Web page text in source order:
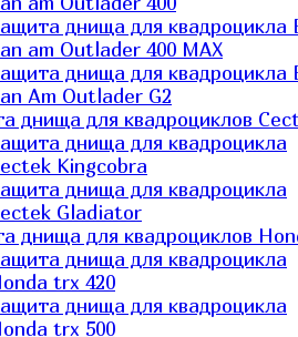
днища для квадроцикла
am Outlader 400 MAX
днища для квадроцикла
Аm Outlader G2
днища для квадроциклов
днища для квадроцикла
Kingcobra
днища для квадроцикла
Gladiator
днища для квадроциклов
днища для квадроцикла
trx 420
днища для квадроцикла
trx 500